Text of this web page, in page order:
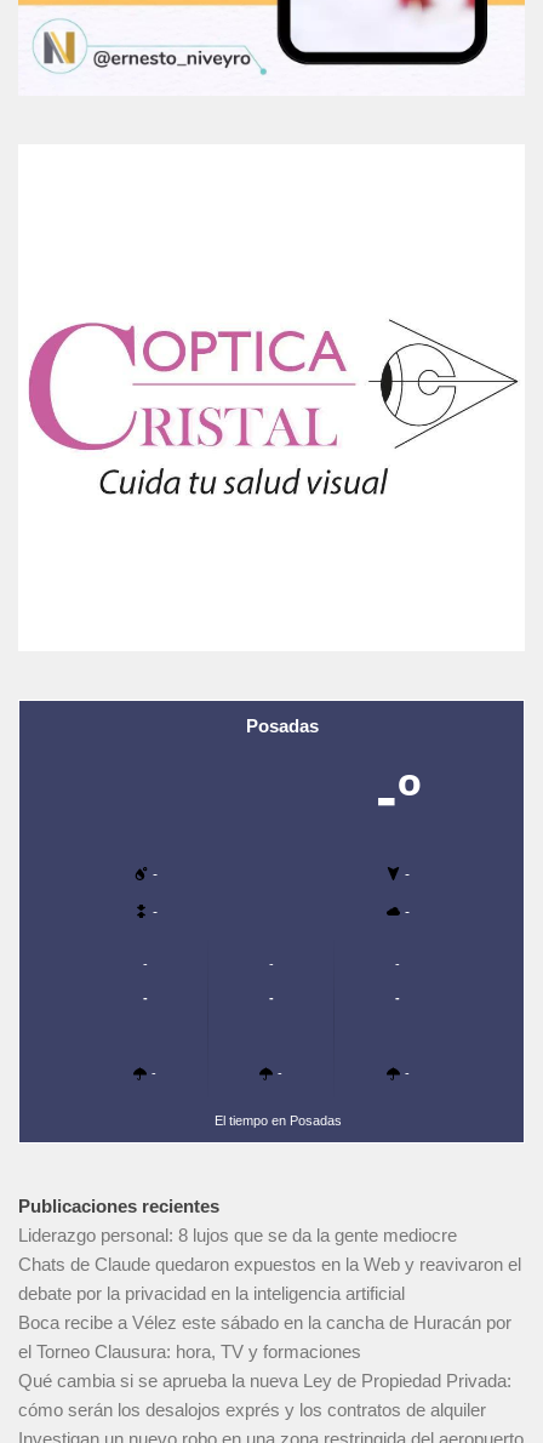
Posadas
-º
- -
- -
-
-
-
-
-
-
-
-
-
El tiempo en Posadas
Publicaciones recientes
Liderazgo personal: 8 lujos que se da la gente mediocre
Chats de Claude quedaron expuestos en la Web y reavivaron el
debate por la privacidad en la inteligencia artificial
Boca recibe a Vélez este sábado en la cancha de Huracán por
el Torneo Clausura: hora, TV y formaciones
Qué cambia si se aprueba la nueva Ley de Propiedad Privada:
cómo serán los desalojos exprés y los contratos de alquiler
Investigan un nuevo robo en una zona restringida del aeropuerto